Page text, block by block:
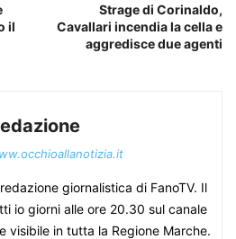
il
Strage di Corinaldo,
Cavallari incendia la cella e
aggredisce due agenti
giornalistica di FanoTV. Il
io giorni alle ore 20.30 sul canale
visibile in tutta la Regione Marche.